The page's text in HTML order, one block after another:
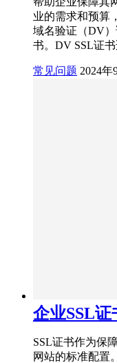
业的需求和预算
域名验证（DV
书。DV SSL证
常见问题 2024年
企业SSL证
SSL证书作为保
网站的标准配置